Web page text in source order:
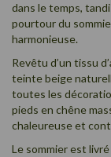
dans le temps,
pourtour du
harmonieuse.
Revêtu d’un tissu
teinte beige
toutes les
pieds en chêne
chaleureuse et
Le sommier est